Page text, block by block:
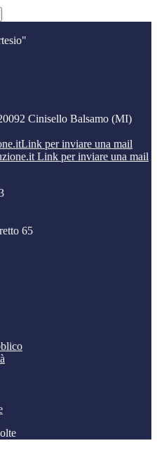
Cinisello Balsamo (MI)
Link per inviare una mail
Link per inviare una mail
65